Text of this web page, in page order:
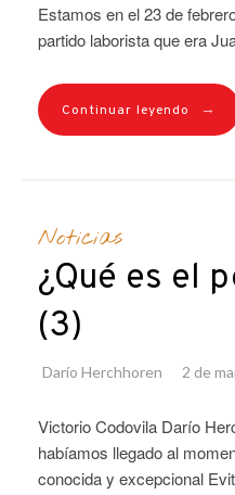
Estamos en el 23 de
partido laborista que era
Continuar leyendo →
Noticias
¿Qué es el
(3)
Darío Herchhoren 2 de
Victorio Codovila Darío
habíamos llegado al
conocida y excepcional